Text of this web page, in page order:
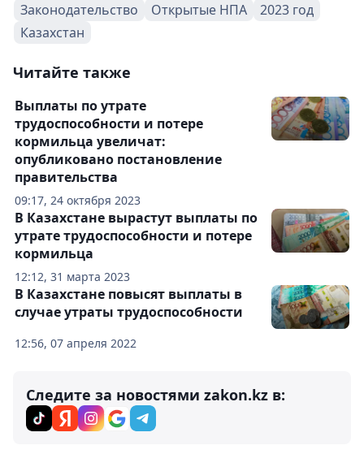
Законодательство Открытые НПА
2023 год
Казахстан
Читайте также
09:17, 24 октября 2023
Выплаты по утрате
трудоспособности и потере
кормильца увеличат:
опубликовано постановление
правительства
12:12, 31 марта 2023
В Казахстане вырастут выплаты по
утрате трудоспособности и потере
кормильца
12:56, 07 апреля 2022
В Казахстане повысят выплаты в
случае утраты трудоспособности
Следите за новостями zakon.kz в: